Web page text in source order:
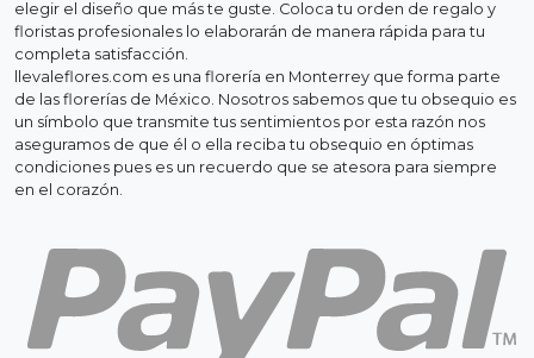
elegir el diseño que más te guste. Coloca tu orden de regalo y
floristas profesionales lo elaborarán de manera rápida para tu
completa satisfacción.
llevaleflores.com es una florería en Monterrey que forma parte
de las florerías de México. Nosotros sabemos que tu obsequio es
un símbolo que transmite tus sentimientos por esta razón nos
aseguramos de que él o ella reciba tu obsequio en óptimas
condiciones pues es un recuerdo que se atesora para siempre
en el corazón.